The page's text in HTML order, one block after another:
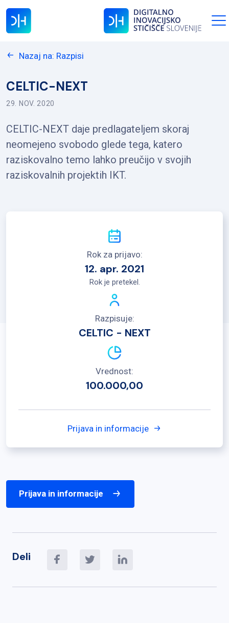
Nazaj na: Razpisi
CELTIC-NEXT
29. NOV. 2020
CELTIC-NEXT daje predlagateljem skoraj
neomejeno svobodo glede tega, katero
raziskovalno temo lahko preučijo v svojih
raziskovalnih projektih IKT.
Rok za prijavo:
12. apr. 2021
Rok je pretekel.
Razpisuje:
CELTIC - NEXT
Vrednost:
100.000,00
Prijava in informacije
Prijava in informacije
Deli